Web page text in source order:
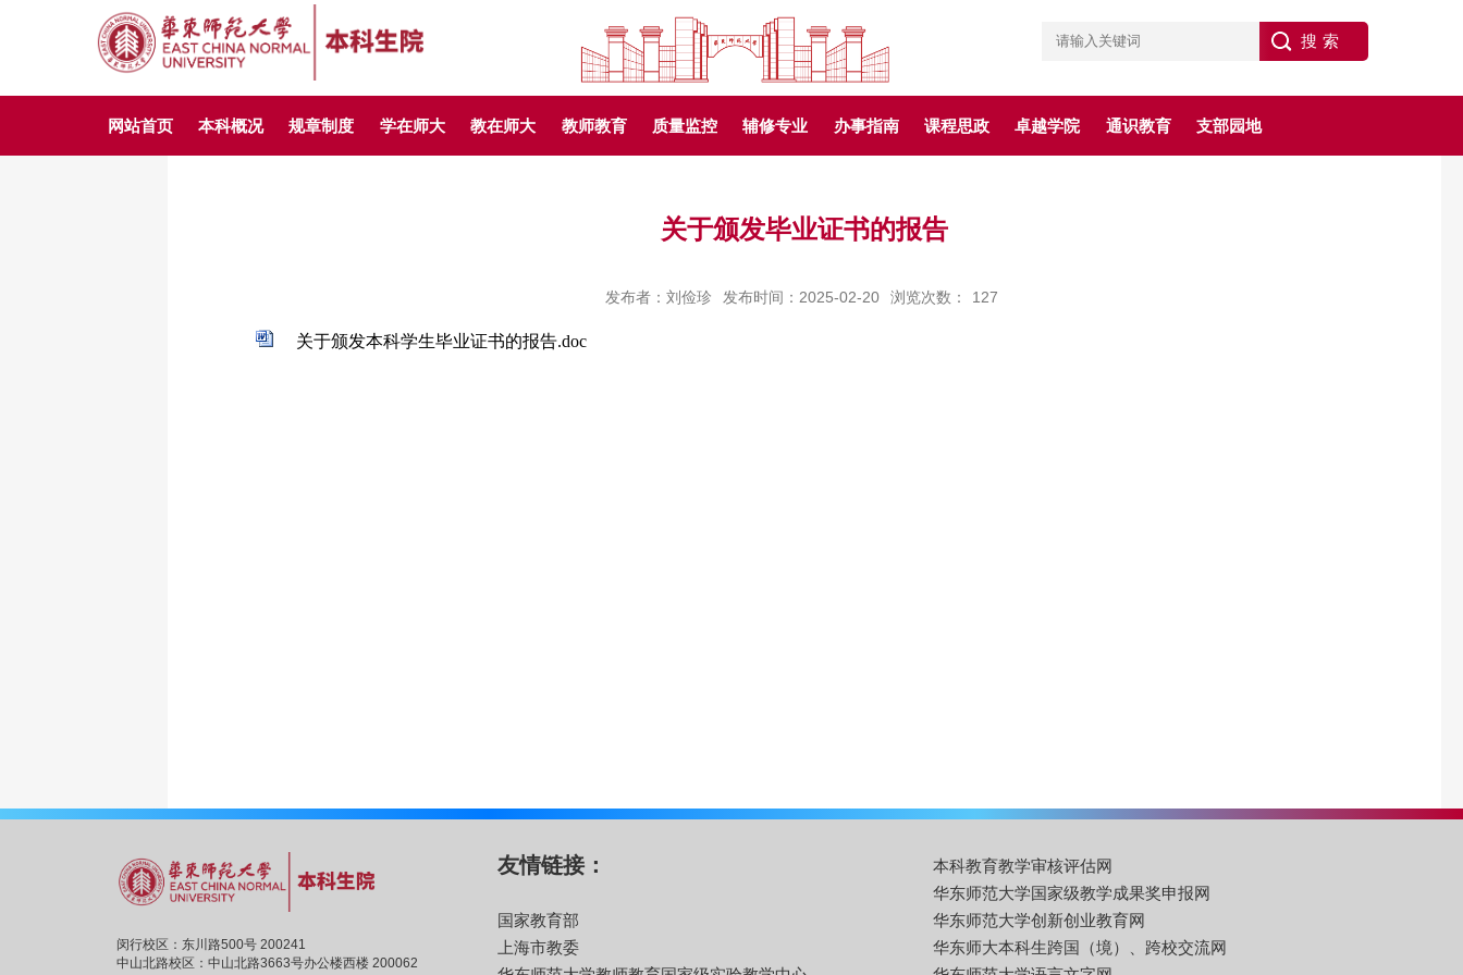
网站首页 本科概况 规章制度 学在师大 教在师大 教师教育 质量监控 辅修专业 办事指南 课程思政 卓越学院 通识教育 支部园地
关于颁发毕业证书的报告
发布者：刘俭珍 发布时间：2025-02-20 浏览次数： 127
关于颁发本科学生毕业证书的报告.doc
闵行校区：东川路500号 200241
中山北路校区：中山北路3663号办公楼西楼 200062
友情链接：
国家教育部
上海市教委
本科教育教学审核评估网
华东师范大学国家级教学成果奖申报网
华东师范大学创新创业教育网
华东师大本科生跨国（境）、跨校交流网